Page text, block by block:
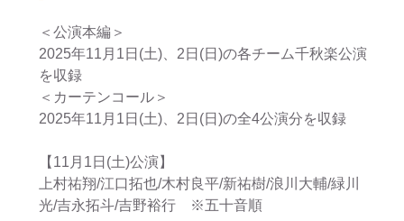
＜公演本編＞
2025年11月1日(土)、2日(日)の各チーム千秋楽公演
を収録
＜カーテンコール＞
2025年11月1日(土)、2日(日)の全4公演分を収録
【11月1日(土)公演】
上村祐翔/江口拓也/木村良平/新祐樹/浪川大輔/緑川
光/吉永拓斗/吉野裕行 ※五十音順